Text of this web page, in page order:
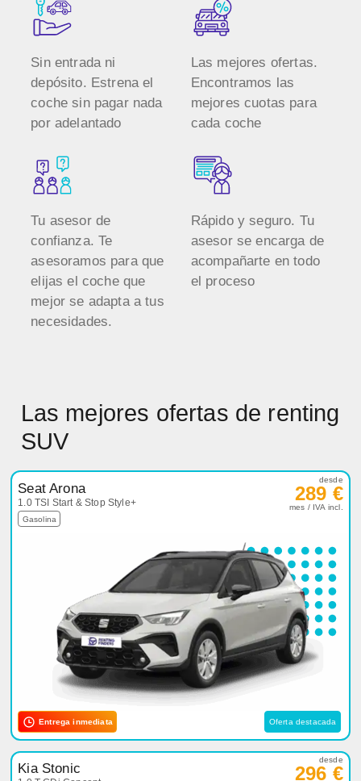
Sin entrada ni
depósito. Estrena el
coche sin pagar nada
por adelantado
Las mejores ofertas.
Encontramos las
mejores cuotas para
cada coche
Tu asesor de
confianza. Te
asesoramos para que
elijas el coche que
mejor se adapta a tus
necesidades.
Rápido y seguro. Tu
asesor se encarga de
acompañarte en todo
el proceso
Las mejores ofertas de renting
SUV
Seat Arona
1.0 TSI Start & Stop Style+
Gasolina
desde
289 €
mes / IVA incl.
Entrega inmediata Oferta destacada
Kia Stonic
desde
296 €